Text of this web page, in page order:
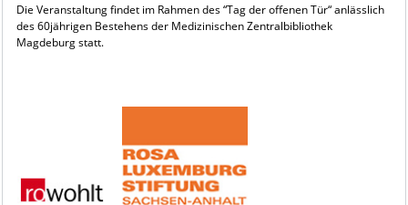
Die Veranstaltung findet im Rahmen des “Tag der offenen Tür“ anlässlich
des 60jährigen Bestehens der Medizinischen Zentralbibliothek
Magdeburg statt.